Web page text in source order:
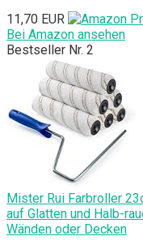
11,70 EUR
Bei Amazon ansehen
Bestseller Nr. 2
Mister Rui Farbroller
auf Glatten und Halb-
Wänden oder Decken